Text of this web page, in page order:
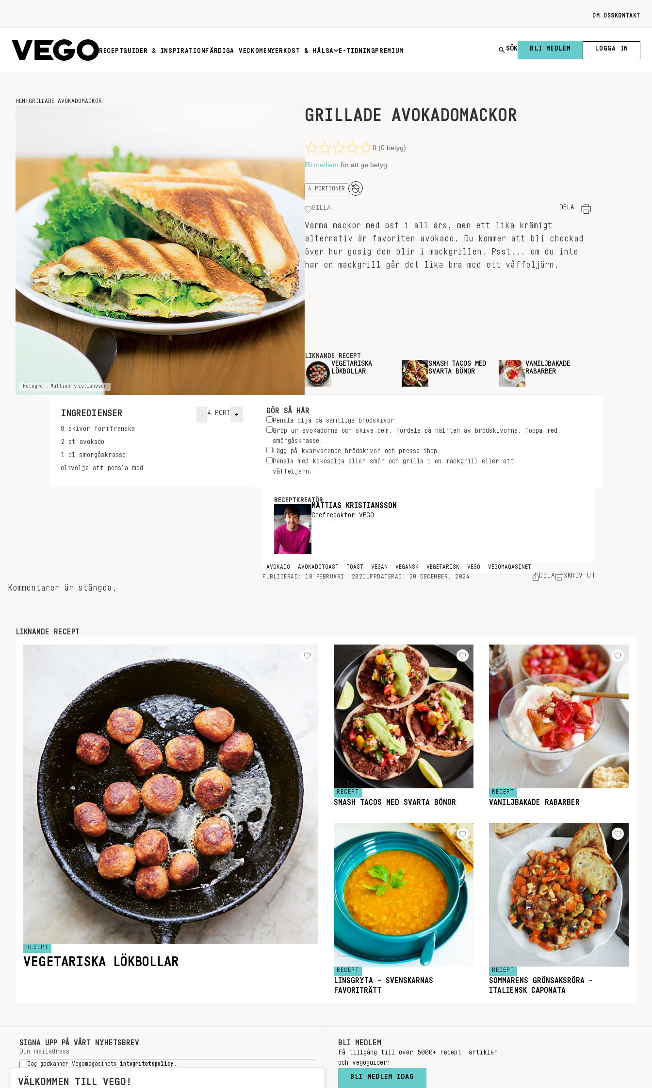
OM OSS KONTAKT
RECEPTGUIDER & INSPIRATION FÄRDIGA VECKOMENYER KOST & HÄLSA E-TIDNING PREMIUM SÖK BLI MEDLEM LOGGA IN
HEM › GRILLADE AVOKADOMACKOR
Fotograf: Mattias Kristiansson
GRILLADE AVOKADOMACKOR
0 (0 betyg)
Bli medlem för att ge betyg
4 PORTIONER
GILLA DELA
Varma mackor med ost i all ära, men ett lika krämigt
alternativ är favoriten avokado. Du kommer att bli chockad
över hur gosig den blir i mackgrillen. Psst... om du inte
har en mackgrill går det lika bra med ett våffeljärn.
LIKNANDE RECEPT
VEGETARISKA
LÖKBOLLAR
SMASH TACOS MED
SVARTA BÖNOR
VANILJBAKADE
RABARBER
INGREDIENSER - 4 PORT +
8 skivor
formfranska
2 st
avokado
1 dl
smörgåskrasse
olivolja att pensla med
GÖR SÅ HÄR
Pensla olja på samtliga brödskivor.
Gröp ur avokadorna och skiva dem. Fördela på hälften av brödskivorna. Toppa med
smörgåskrasse.
Lägg på kvarvarande brödskivor och pressa ihop.
Pensla med kokosolja eller smör och grilla i en mackgrill eller ett
våffeljärn.
RECEPTKREATÖR
MATTIAS KRISTIANSSON
Chefredaktör VEGO
AVOKADO AVOKADOTOAST TOAST VEGAN VEGANSK VEGETARISK VEGO
VEGOMAGASINET
PUBLICERAD: 18 FEBRUARI, 2021 UPPDATERAD: 20 DECEMBER, 2024 DELA SKRIV UT
Kommentarer är stängda.
LIKNANDE RECEPT
RECEPT
VEGETARISKA LÖKBOLLAR
RECEPT
SMASH TACOS MED SVARTA BÖNOR
RECEPT
VANILJBAKADE RABARBER
RECEPT
LINSGRYTA – SVENSKARNAS
FAVORITRÄTT
RECEPT
SOMMARENS GRÖNSAKSRÖRA –
ITALIENSK CAPONATA
SIGNA UPP PÅ VÅRT NYHETSBREV
Jag godkänner Vegomagasinets integritetspolicy
SIGNA UPP
BLI MEDLEM
Få tillgång till över 5000+ recept, artiklar
och vegoguider!
BLI MEDLEM IDAG
VÄLKOMMEN TILL VEGO!